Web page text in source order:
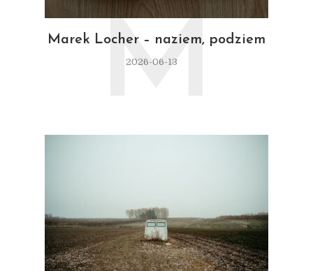
Marek Locher – naziem, podziem
2026-06-13
M